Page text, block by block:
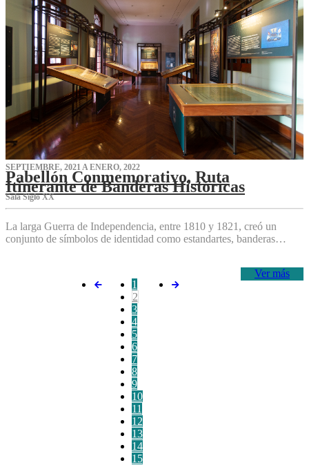
SEPTIEMBRE, 2021 A ENERO, 2022
Pabellón Conmemorativo, Ruta
Itinerante de Banderas Históricas
Sala Siglo XX
La larga Guerra de Independencia, entre 1810 y 1821, creó un
conjunto de símbolos de identidad como estandartes, banderas…
Ver más
1
2
3
4
5
6
7
8
9
10
11
12
13
14
15